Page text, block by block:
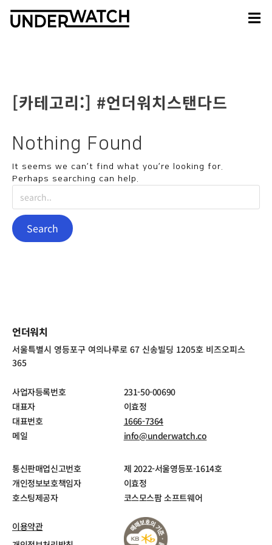
[카테고리:] #언더워치스탠다드
Nothing Found
It seems we can’t find what you’re looking for.
Perhaps searching can help.
언더워치
서울특별시 영등포구 여의나루로 67 신송빌딩 1205호 비즈오피스
365
사업자등록번호
대표자
대표번호
메일
231-50-00690
이효정
1666-7364
info@underwatch.co
통신판매업신고번호
개인정보보호책임자
호스팅제공자
제 2022-서울영등포-1614호
이효정
코스모스팜 소프트웨어
이용약관